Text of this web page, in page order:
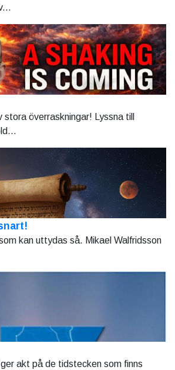
överraskningar! Lyssna till
kan uttydas så. Mikael Walfridsson
akt på de tidstecken som finns